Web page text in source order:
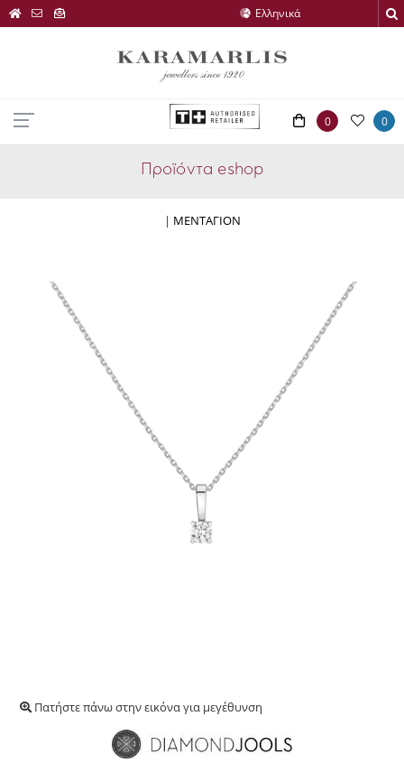
0 0
Προϊόντα eshop
| ΜΕΝΤΑΓΙΟΝ
Πατήστε πάνω στην εικόνα για μεγέθυνση